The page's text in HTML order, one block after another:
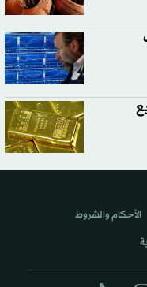
الأحكام والشروط